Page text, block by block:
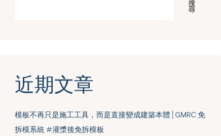
搜
尋
近期文章
模板不再只是施工工具，而是直接變成建築本體 | GMRC 免
拆模系統 #灌漿後免拆模板